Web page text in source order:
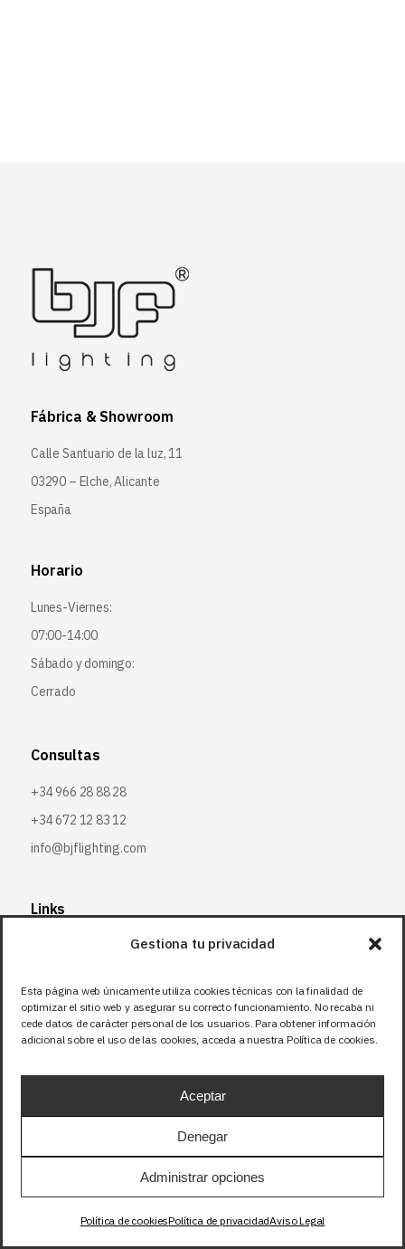
Gestiona tu privacidad
Esta página web únicamente utiliza cookies técnicas con la finalidad de
optimizar el sitio web y asegurar su correcto funcionamiento. No recaba ni
cede datos de carácter personal de los usuarios. Para obtener información
adicional sobre el uso de las cookies, acceda a nuestra Política de cookies.
Aceptar
Denegar
Administrar opciones
Política de cookiesPolítica de privacidadAviso Legal
Fábrica & Showroom
Calle Santuario de la luz, 11
03290 – Elche, Alicante
España
Horario
Lunes-Viernes:
07:00-14:00
Sábado y domingo:
Cerrado
Consultas
+34 966 28 88 28
+34 672 12 83 12
info@bjflighting.com
Links
Política de privacidad
Política de cookies
X (Twitter)